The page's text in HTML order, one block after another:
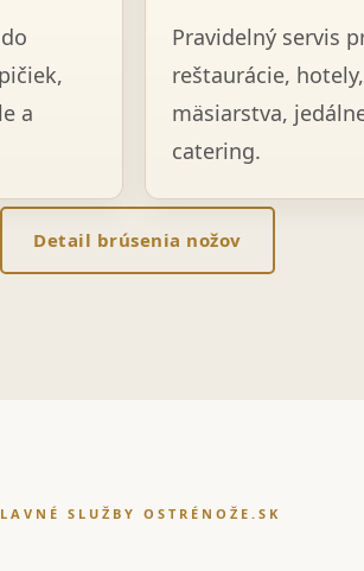
a
Pravidelný servis
reštaurácie, hotely,
mäsiarstva,
catering.
Detail brúsenia nožov
SLUŽBY OSTRÉNOŽE.SK